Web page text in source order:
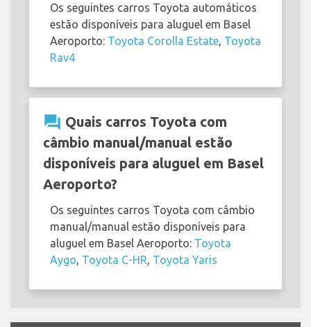
Os seguintes carros Toyota automáticos
estão disponíveis para aluguel em Basel
Aeroporto: Toyota Corolla Estate Toyota
Rav4
question_answer Quais carros Toyota com
câmbio manual/manual estão
disponíveis para aluguel em Basel
Aeroporto?
Os seguintes carros Toyota com câmbio
manual/manual estão disponíveis para
aluguel em Basel Aeroporto: Toyota
Aygo Toyota C-HR Toyota Yaris